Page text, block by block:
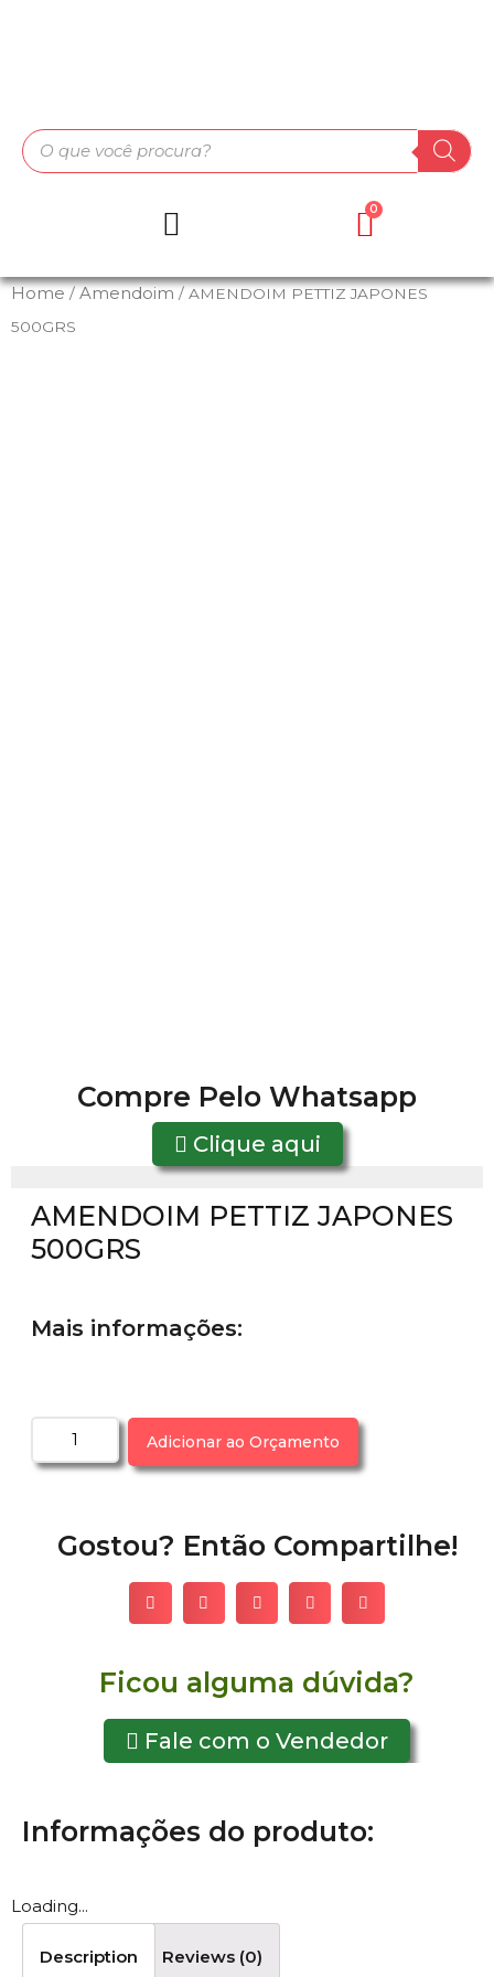
Home / Amendoim / AMENDOIM PETTIZ JAPONES
500GRS
Compre Pelo Whatsapp
Clique aqui
AMENDOIM PETTIZ JAPONES
500GRS
Mais informações:
Adicionar ao Orçamento
Gostou? Então Compartilhe!
Ficou alguma dúvida?
Fale com o Vendedor
Informações do produto:
Loading...
Description Reviews (0)